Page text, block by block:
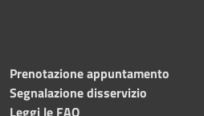
Prenotazione appuntamento
Segnalazione disservizio
Leggi le FAQ